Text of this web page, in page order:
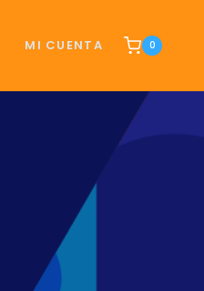
MI CUENTA 0